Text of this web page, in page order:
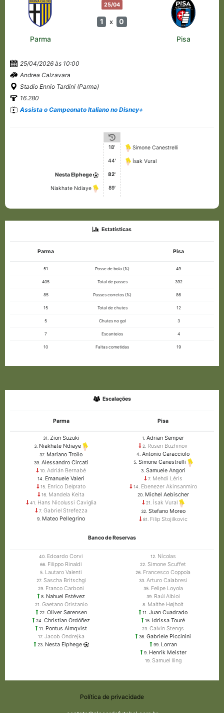
25/04
1 x 0
Parma Pisa
25/04/2026 às 10:00
Andrea Calzavara
Stadio Ennio Tardini (Parma)
16.280
Assista o Campeonato Italiano no Disney+
18' Simone Canestrelli
44' İsak Vural
Nesta Elphege 82'
Niakhate Ndiaye 89'
Estatísticas
Parma Pisa
51 Posse de bola (%) 49
405 Total de passes 392
85 Passes corretos (%) 86
15 Total de chutes 12
5 Chutes no gol 3
7 Escanteios 4
10 Faltas cometidas 19
Escalações
Parma Pisa
31. Zion Suzuki
3. Niakhate Ndiaye
37. Mariano Troilo
39.Alessandro Circati
10. Adrián Bernabé
14. Emanuele Valeri
15. Enrico Delprato
16. Mandela Keita
41. Hans Nicolussi Caviglia
7.Gabriel Strefezza
9. Mateo Pellegrino
1. Adrian Semper
2. Rosen Bozhinov
4. Antonio Caracciolo
5.Simone Canestrelli
3.Samuele Angori
7.Mehdi Léris
14. Ebenezer Akinsanmiro
20.Michel Aebischer
21.İsak Vural
32.Stefano Moreo
81. Filip Stojilkovic
Banco de Reservas
40. Edoardo Corvi
66. Filippo Rinaldi
5. Lautaro Valenti
27.Sascha Britschgi
29. Franco Carboni
8. Nahuel Estévez
21. Gaetano Oristanio
22.Oliver Sørensen
24. Christian Ordóñez
11. Pontus Almqvist
17.Jacob Ondrejka
23.Nesta Elphege
12.Nícolas
22. Simone Scuffet
26. Francesco Coppola
33.Arturo Calabresi
35.Felipe Loyola
39. Raúl Albiol
8. Malthe Højholt
11. Juan Cuadrado
15. Idrissa Touré
23. Calvin Stengs
36. Gabriele Piccinini
99.Lorran
9.Henrik Meister
19.Samuel Iling
Política de privacidade